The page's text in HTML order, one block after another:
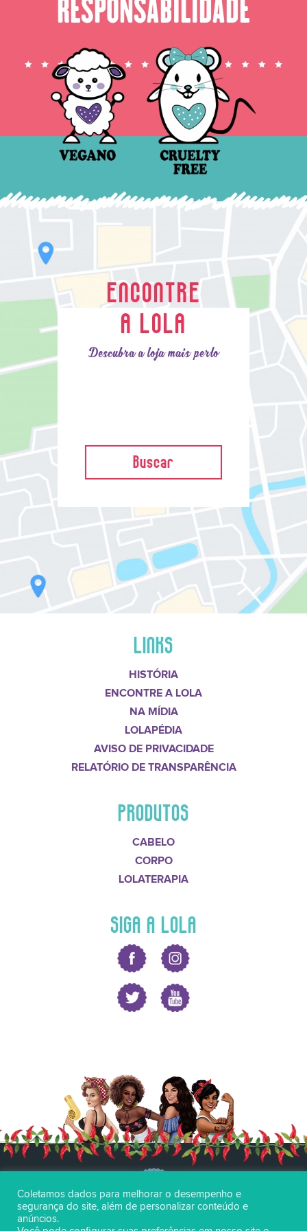
RESPONSABILIDADE
ENCONTRE
A LOLA
Descubra a loja mais perto
Buscar
LINKS
HISTÓRIA
ENCONTRE A LOLA
NA MÍDIA
LOLAPÉDIA
AVISO DE PRIVACIDADE
RELATÓRIO DE TRANSPARÊNCIA
PRODUTOS
CABELO
CORPO
LOLATERAPIA
SIGA A LOLA
Coletamos dados para melhorar o desempenho e
segurança do site, além de personalizar conteúdo e
anúncios.